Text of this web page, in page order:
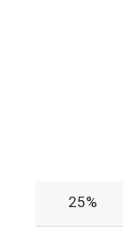
25%